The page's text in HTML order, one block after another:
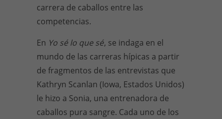
carrera de caballos entre las
competencias.
En Yo sé lo que sé, se indaga en el
mundo de las carreras hípicas a partir
de fragmentos de las entrevistas que
Kathryn Scanlan (Iowa, Estados Unidos)
le hizo a Sonia, una entrenadora de
caballos pura sangre. Cada uno de los